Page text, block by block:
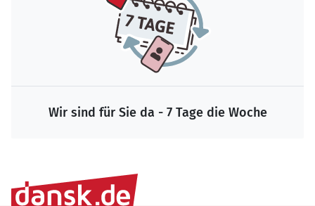
Wir sind für Sie da - 7 Tage die Woche